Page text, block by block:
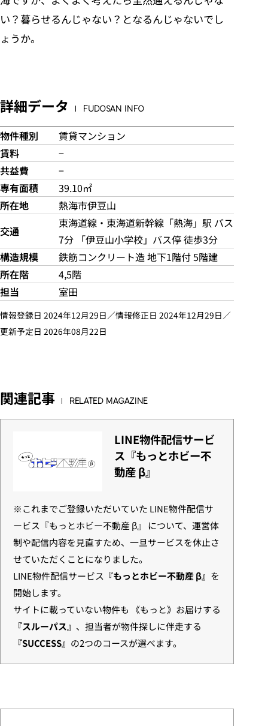
い？暮らせるんじゃない？となるんじゃないでし
ょうか。
詳細データ FUDOSAN INFO
物件種別
賃貸マンション
賃料
−
共益費
−
専有面積
39.10㎡
所在地
熱海市伊豆山
交通
東海道線・東海道新幹線「熱海」駅 バス
7分 「伊豆山小学校」バス停 徒歩3分
構造規模
鉄筋コンクリート造 地下1階付 5階建
所在階
4,5階
担当
室田
情報登録日 2024年12月29日／情報修正日 2024年12月29日／
更新予定日 2026年08月22日
関連記事 RELATED MAGAZINE
LINE物件配信サービ
ス『もっとホビー不
動産 β』
※これまでご登録いただいていた LINE物件配信サ
ービス『もっとホビー不動産 β』 について、運営体
制や配信内容を見直すため、一旦サービスを休止さ
せていただくことになりました。
LINE物件配信サービス 『もっとホビー不動産 β』 を
開始します。
サイトに載っていない物件も 《もっと》お届けする
『スルーパス』 、担当者が物件探しに伴走する
『SUCCESS』 の2つのコースが選べます。